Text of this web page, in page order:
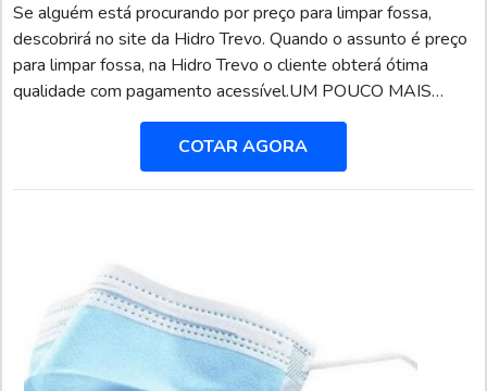
Se alguém está procurando por preço para limpar fossa,
descobrirá no site da Hidro Trevo. Quando o assunto é preço
para limpar fossa, na Hidro Trevo o cliente obterá ótima
qualidade com pagamento acessível.UM POUCO MAIS
SOBRE PREÇO PARA LIMPAR FOSSAA Hidro Trevo
canaliza seus esforços em criar uma estrutura com
investimento constante nas mais altas tecnologias e
equipamentos de última geração,tudo isso para que se tenha
COTAR AGORA